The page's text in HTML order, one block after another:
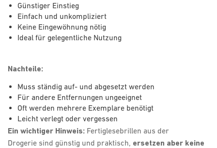
Günstiger Einstieg
Einfach und unkompliziert
Keine Eingewöhnung nötig
Ideal für gelegentliche Nutzung
Nachteile:
Muss ständig auf- und abgesetzt werden
Für andere Entfernungen ungeeignet
Oft werden mehrere Exemplare benötigt
Leicht verlegt oder vergessen
Ein wichtiger Hinweis: Fertiglesebrillen aus der
Drogerie sind günstig und praktisch, ersetzen aber keine